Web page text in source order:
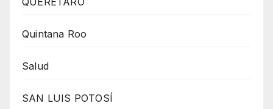
Quintana Roo
Salud
SAN LUIS POTOSÍ